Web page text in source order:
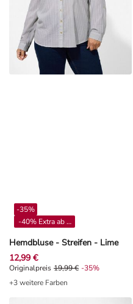
Hemdbluse - Streifen - Lime
-35%
-40% Extra ab 4**
12,99 €
Originalpreis 19,99 €, Rabat -35%
Originalpreis 19,99 € -35%
+3 weitere Farben